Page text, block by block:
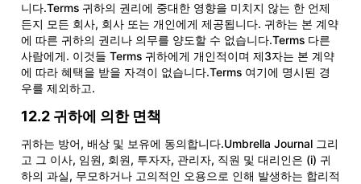
니다.Terms 귀하의 권리에 중대한 영향을 미치지 않는 한 언제
든지 모든 회사, 회사 또는 개인에게 제공됩니다. 귀하는 본 계약
에 따른 귀하의 권리나 의무를 양도할 수 없습니다.Terms 다른
사람에게. 이것들 Terms 귀하에게 개인적이며 제3자는 본 계약
에 따라 혜택을 받을 자격이 없습니다.Terms 여기에 명시된 경
우를 제외하고.
12.2 귀하에 의한 면책
귀하는 방어, 배상 및 보유에 동의합니다.Umbrella Journal 그리
고 그 이사, 임원, 회원, 투자자, 관리자, 직원 및 대리인은 (i) 귀
하의 과실, 무모하거나 고의적인 오용으로 인해 발생하는 합리적